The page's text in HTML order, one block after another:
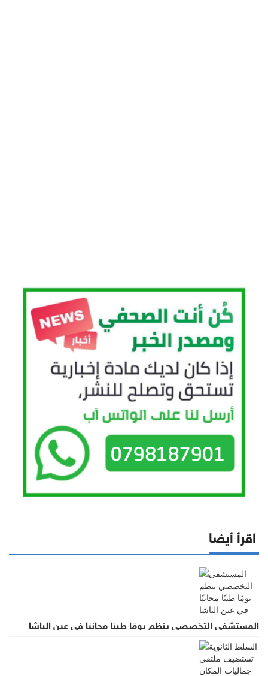
اقرأ أيضا
المستشفى التخصصي ينظم يومًا طبيًا مجانيًا في عين الباشا